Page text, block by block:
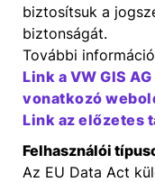
biztosítsuk a
biztonságát.
További
Link a VW GIS
vonatkozó
Link az előzetes
Felhasználói
Az EU Data Act